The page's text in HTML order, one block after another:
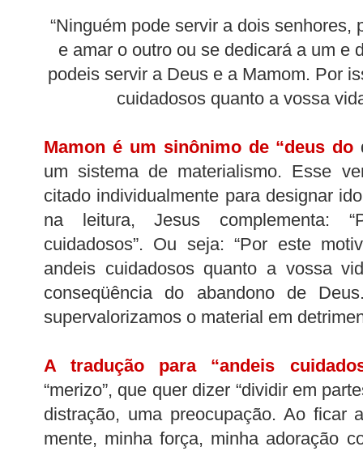
“Ninguém pode servir a dois senhores,
e amar o outro ou se dedicará a um e
podeis servir a Deus e a Mamom. Por
cuidadosos quanto a vossa
Mamon é um sinônimo de “deus do
um sistema de materialismo. Esse
citado individualmente para designar
na leitura, Jesus complementa:
cuidadosos”. Ou seja: “Por este
andeis cuidadosos quanto a vossa
conseqüência do abandono de
supervalorizamos o material em
A tradução para “andeis
“merizo”, que quer dizer “dividir em
distração, uma preocupação. Ao ficar
mente, minha força, minha adoração